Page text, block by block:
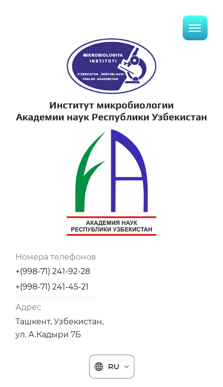
Институт микробиологии
Академии наук Республики Узбекистан
Номера телефонов
+(998-71) 241-92-28
+(998-71) 241-45-21
Адрес
Ташкент, Узбекистан,
ул. А.Кадыри 7Б
RU